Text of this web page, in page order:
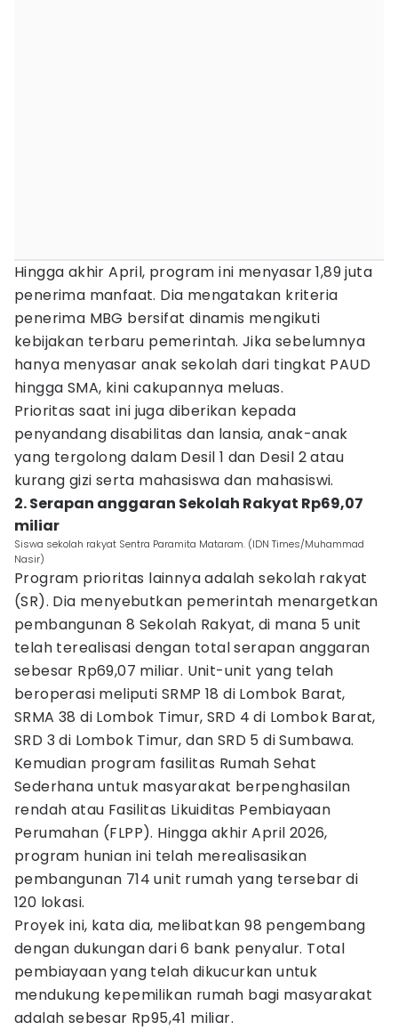
Hingga akhir April, program ini menyasar 1,89 juta
penerima manfaat. Dia mengatakan kriteria
penerima MBG bersifat dinamis mengikuti
kebijakan terbaru pemerintah. Jika sebelumnya
hanya menyasar anak sekolah dari tingkat PAUD
hingga SMA, kini cakupannya meluas.
Prioritas saat ini juga diberikan kepada
penyandang disabilitas dan lansia, anak-anak
yang tergolong dalam Desil 1 dan Desil 2 atau
kurang gizi serta mahasiswa dan mahasiswi.
2. Serapan anggaran Sekolah Rakyat Rp69,07
miliar
Siswa sekolah rakyat Sentra Paramita Mataram. (IDN Times/Muhammad
Nasir)
Program prioritas lainnya adalah sekolah rakyat
(SR). Dia menyebutkan pemerintah menargetkan
pembangunan 8 Sekolah Rakyat, di mana 5 unit
telah terealisasi dengan total serapan anggaran
sebesar Rp69,07 miliar. Unit-unit yang telah
beroperasi meliputi SRMP 18 di Lombok Barat,
SRMA 38 di Lombok Timur, SRD 4 di Lombok Barat,
SRD 3 di Lombok Timur, dan SRD 5 di Sumbawa.
Kemudian program fasilitas Rumah Sehat
Sederhana untuk masyarakat berpenghasilan
rendah atau Fasilitas Likuiditas Pembiayaan
Perumahan (FLPP). Hingga akhir April 2026,
program hunian ini telah merealisasikan
pembangunan 714 unit rumah yang tersebar di
120 lokasi.
Proyek ini, kata dia, melibatkan 98 pengembang
dengan dukungan dari 6 bank penyalur. Total
pembiayaan yang telah dikucurkan untuk
mendukung kepemilikan rumah bagi masyarakat
adalah sebesar Rp95,41 miliar.